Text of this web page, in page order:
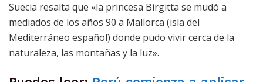
Suecia resalta que «la princesa Birgitta se mudó a
mediados de los años 90 a Mallorca (isla del
Mediterráneo español) donde pudo vivir cerca de la
naturaleza, las montañas y la luz».